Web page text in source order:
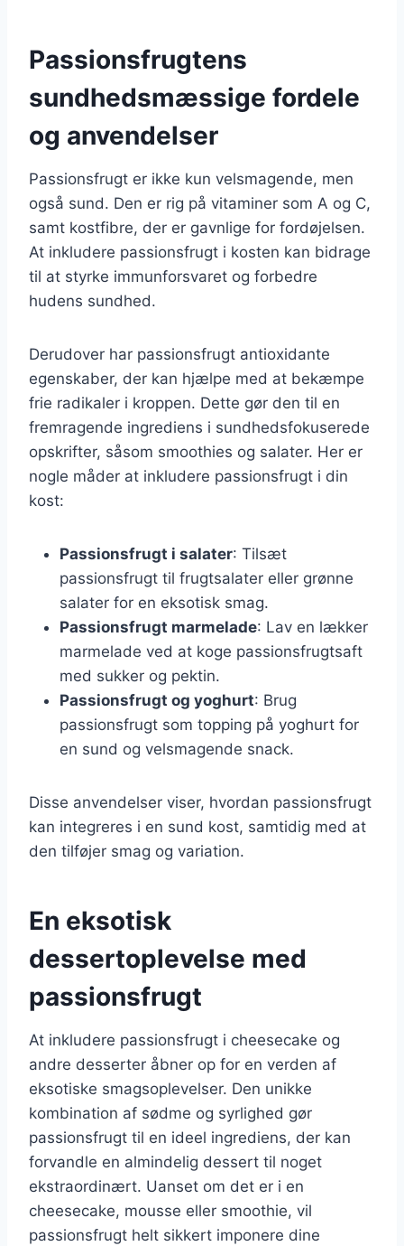
Passionsfrugtens
sundhedsmæssige fordele
og anvendelser
Passionsfrugt er ikke kun velsmagende, men
også sund. Den er rig på vitaminer som A og C,
samt kostfibre, der er gavnlige for fordøjelsen.
At inkludere passionsfrugt i kosten kan bidrage
til at styrke immunforsvaret og forbedre
hudens sundhed.
Derudover har passionsfrugt antioxidante
egenskaber, der kan hjælpe med at bekæmpe
frie radikaler i kroppen. Dette gør den til en
fremragende ingrediens i sundhedsfokuserede
opskrifter, såsom smoothies og salater. Her er
nogle måder at inkludere passionsfrugt i din
kost:
Passionsfrugt i salater: Tilsæt
passionsfrugt til frugtsalater eller grønne
salater for en eksotisk smag.
Passionsfrugt marmelade: Lav en lækker
marmelade ved at koge passionsfrugtsaft
med sukker og pektin.
Passionsfrugt og yoghurt: Brug
passionsfrugt som topping på yoghurt for
en sund og velsmagende snack.
Disse anvendelser viser, hvordan passionsfrugt
kan integreres i en sund kost, samtidig med at
den tilføjer smag og variation.
En eksotisk
dessertoplevelse med
passionsfrugt
At inkludere passionsfrugt i cheesecake og
andre desserter åbner op for en verden af
eksotiske smagsoplevelser. Den unikke
kombination af sødme og syrlighed gør
passionsfrugt til en ideel ingrediens, der kan
forvandle en almindelig dessert til noget
ekstraordinært. Uanset om det er i en
cheesecake, mousse eller smoothie, vil
passionsfrugt helt sikkert imponere dine